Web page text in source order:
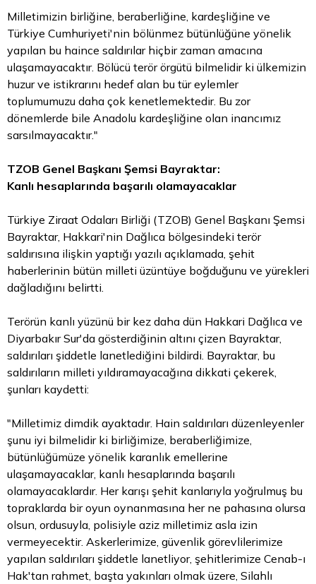
Milletimizin birliğine, beraberliğine, kardeşliğine ve
Türkiye Cumhuriyeti'nin bölünmez bütünlüğüne yönelik
yapılan bu haince saldırılar hiçbir zaman amacına
ulaşamayacaktır. Bölücü terör örgütü bilmelidir ki ülkemizin
huzur ve istikrarını hedef alan bu tür eylemler
toplumumuzu daha çok kenetlemektedir. Bu zor
dönemlerde bile Anadolu kardeşliğine olan inancımız
sarsılmayacaktır."
TZOB Genel Başkanı Şemsi Bayraktar:
Kanlı hesaplarında başarılı olamayacaklar
Türkiye Ziraat Odaları Birliği (TZOB) Genel Başkanı Şemsi
Bayraktar, Hakkari'nin Dağlıca bölgesindeki terör
saldırısına ilişkin yaptığı yazılı açıklamada, şehit
haberlerinin bütün milleti üzüntüye boğduğunu ve yürekleri
dağladığını belirtti.
Terörün kanlı yüzünü bir kez daha dün Hakkari Dağlıca ve
Diyarbakır Sur'da gösterdiğinin altını çizen Bayraktar,
saldırıları şiddetle lanetlediğini bildirdi. Bayraktar, bu
saldırıların milleti yıldıramayacağına dikkati çekerek,
şunları kaydetti:
"Milletimiz dimdik ayaktadır. Hain saldırıları düzenleyenler
şunu iyi bilmelidir ki birliğimize, beraberliğimize,
bütünlüğümüze yönelik karanlık emellerine
ulaşamayacaklar, kanlı hesaplarında başarılı
olamayacaklardır. Her karışı şehit kanlarıyla yoğrulmuş bu
topraklarda bir oyun oynanmasına her ne pahasına olursa
olsun, ordusuyla, polisiyle aziz milletimiz asla izin
vermeyecektir. Askerlerimize, güvenlik görevlilerimize
yapılan saldırıları şiddetle lanetliyor, şehitlerimize Cenab-ı
Hak'tan rahmet, başta yakınları olmak üzere, Silahlı